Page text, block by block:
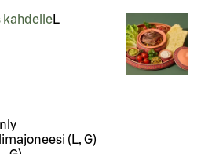
kahdelleL
(L, G)